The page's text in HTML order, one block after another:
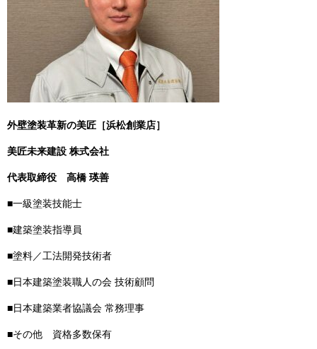
外壁塗装革新の美匠［浜松創業店］
美匠未来建設 株式会社
代表取締役 高橋 瑛善
■一級塗装技能士
■建築塗装指導員
■塗料／工法開発技術者
■日本建築塗装職人の会 技術顧問
■日本建築業者協議会 常務理事
■その他 資格多数保有